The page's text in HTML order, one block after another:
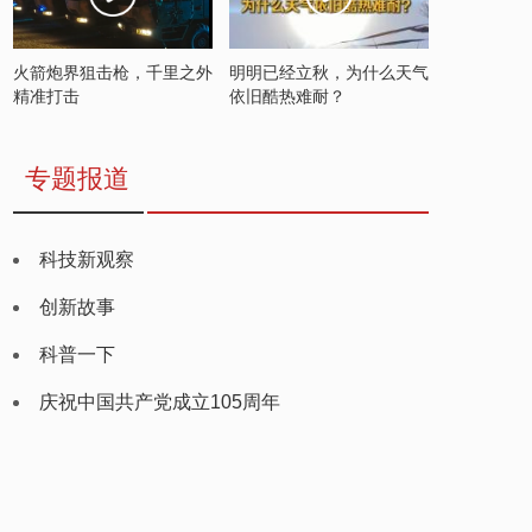
火箭炮界狙击枪，千里之外
精准打击
明明已经立秋，为什么天气
依旧酷热难耐？
专题报道
科技新观察
创新故事
科普一下
庆祝中国共产党成立105周年